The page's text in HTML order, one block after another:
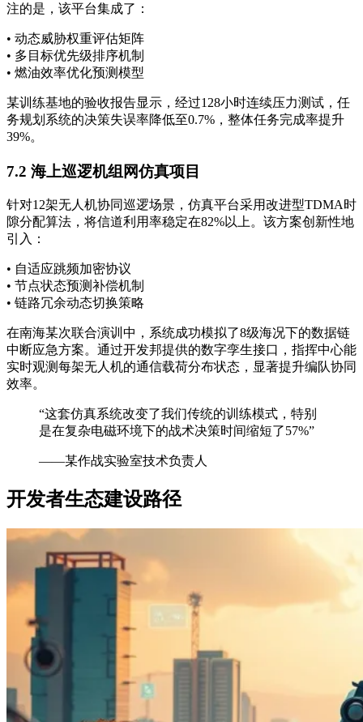
注的是，该平台集成了：
• 动态威胁权重评估矩阵
• 多目标优先级排序机制
• 燃油效率优化预测模型
某训练基地的验收报告显示，经过128小时连续压力测试，任
务规划系统的决策失误率降低至0.7%，整体任务完成率提升
39%。
7.2 海上巡逻机组网仿真项目
针对12架无人机协同巡逻场景，仿真平台采用改进型TDMA时
隙分配算法，将信道利用率稳定在82%以上。该方案创新性地
引入：
• 自适应跳频加密协议
• 节点状态预测补偿机制
• 链路冗余动态切换策略
在南海某次联合演训中，系统成功模拟了8级海况下的数据链
中断应急方案。通过开发邦提供的数字孪生接口，指挥中心能
实时观测每架无人机的通信载荷分布状态，显著提升编队协同
效率。
“这套仿真系统改变了我们传统的训练模式，特别
是在复杂电磁环境下的战术决策时间缩短了57%”
——某作战实验室技术负责人
开发者生态建设路径